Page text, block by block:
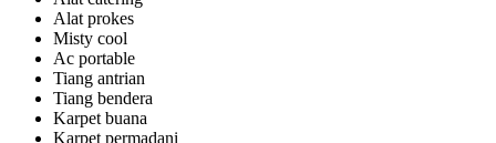
Alat prokes
Misty cool
Ac portable
Tiang antrian
Tiang bendera
Karpet buana
Karpet permadani